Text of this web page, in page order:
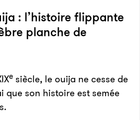
: l’histoire flippante
planche de
e siècle, le ouija ne cesse de
que son histoire est semée